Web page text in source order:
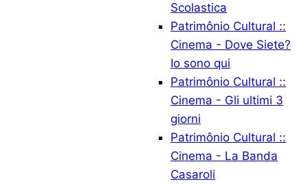
Scolastica
Patrimônio Cultural ::
Cinema - Dove Siete?
Io sono qui
Patrimônio Cultural ::
Cinema - Gli ultimi 3
giorni
Patrimônio Cultural ::
Cinema - La Banda
Casaroli